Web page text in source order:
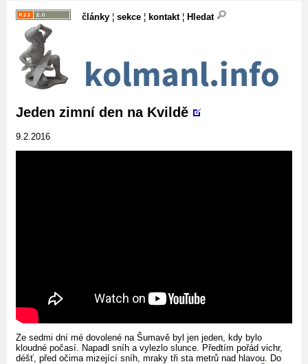
články ¦ sekce ¦ kontakt¦ Hledat
Jeden zimní den na Kvildě
9.2.2016
Ze sedmi dní mé dovolené na Šumavě byl jen jeden, kdy bylo
kloudné počasí. Napadl sníh a vylezlo slunce. Předtím pořád vichr,
déšť, před očima mizející sníh, mraky tři sta metrů nad hlavou. Do